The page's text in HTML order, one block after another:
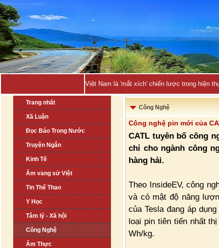
Việt Nam là 'mắt xích' chiến lược trong hiện
Trang nhất
Xã Luận
Đọc Báo Trong Nước
Truyện Ngắn
Kinh Tế
Âm vang sử Việt
Tin Thể Thao
Y Học
Tâm lý - Xã hội
Công Nghệ
Ẩm Thực
Công Nghệ
Công nghệ pin mới của
CATL tuyên bố công
chỉ cho ngành công
hàng hải.
Theo InsideEV, công
và có mật độ năng
của Tesla đang áp
loại pin tiên tiến nhất
Wh/kg.